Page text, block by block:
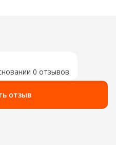
0 отзывов
отзыв